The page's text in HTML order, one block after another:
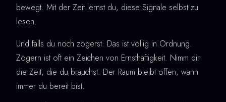
bewegt. Mit der Zeit lernst du, diese Signale selbst zu
lesen.
Und falls du noch zögerst: Das ist völlig in Ordnung.
Zögern ist oft ein Zeichen von Ernsthaftigkeit. Nimm dir
die Zeit, die du brauchst. Der Raum bleibt offen, wann
immer du bereit bist.